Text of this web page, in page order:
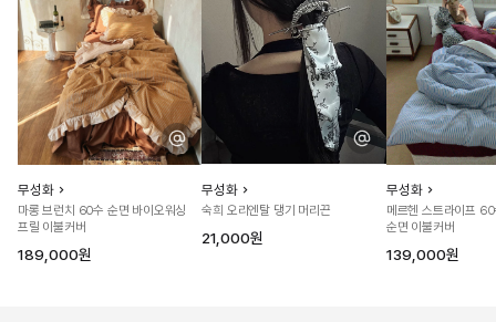
무성화
마롱 브런치 60수 순면 바이오워싱
프릴 이불커버
189,000원
무성화
숙희 오리엔탈 댕기 머리끈
21,000원
무성화
메르헨 스트라이프
순면 이불커버
139,000원